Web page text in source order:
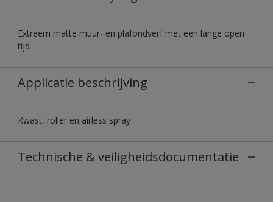
Extreem matte muur- en plafondverf met een lange open
tijd
Applicatie beschrijving
Kwast, roller en airless spray
Technische & veiligheidsdocumentatie